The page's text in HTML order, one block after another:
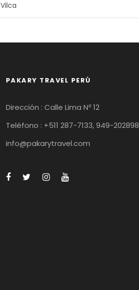
Vilca
PAKARY TRAVEL PERÚ
Dirección : Calle Lima Nº 12
Teléfono : +511 287-7133, 949-202898
info@pakarytravel.com